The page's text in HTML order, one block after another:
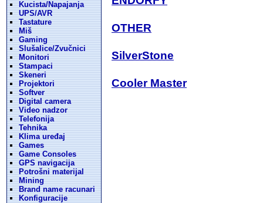
Kucista/Napajanja
UPS/AVR
Tastature
Miš
Gaming
Slušalice/Zvučnici
Monitori
Stampaci
Skeneri
Projektori
Softver
Digital camera
Video nadzor
Telefonija
Tehnika
Klima uređaj
Games
Game Consoles
GPS navigacija
Potrošni materijal
Mining
Brand name racunari
Konfiguracije
OTHER
SilverStone
Cooler Master